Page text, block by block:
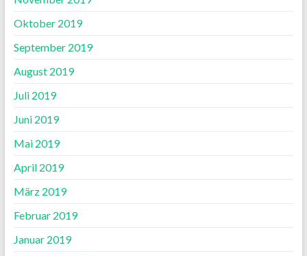
Oktober 2019
September 2019
August 2019
Juli 2019
Juni 2019
Mai 2019
April 2019
März 2019
Februar 2019
Januar 2019